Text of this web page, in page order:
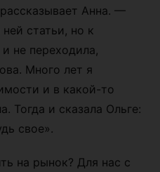
Анна. —
статьи, но к
не переходила,
Много лет я
и в какой-то
Тогда и сказала Ольге:
свое».
на рынок? Для нас с